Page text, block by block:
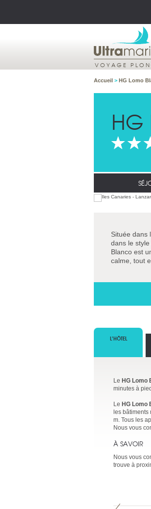
VOYAGE
Accueil > HG Lomo
HG
Située dans
dans le
Blanco est
calme, tout
L’HÔTEL
Le HG Lomo
minutes à
Le HG Lomo
les
m. Tous les
Nous vous
À SAVOIR
Nous vous
trouve à